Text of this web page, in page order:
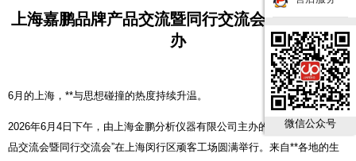
上海嘉鹏品牌产品交流暨同行交流会在沪成功举
办
6月的上海，**与思想碰撞的热度持续升温。
2026年6月4日下午，由上海金鹏分析仪器有限公司主办的“上海嘉鹏品牌产
品交流会暨同行交流会”在上海闵行区顽客工场圆满举行。来自**各地的生
微信公众号